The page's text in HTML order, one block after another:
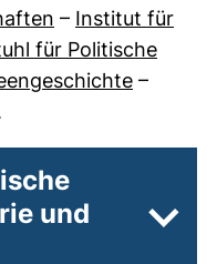
– Institut für
für Politische
–
und